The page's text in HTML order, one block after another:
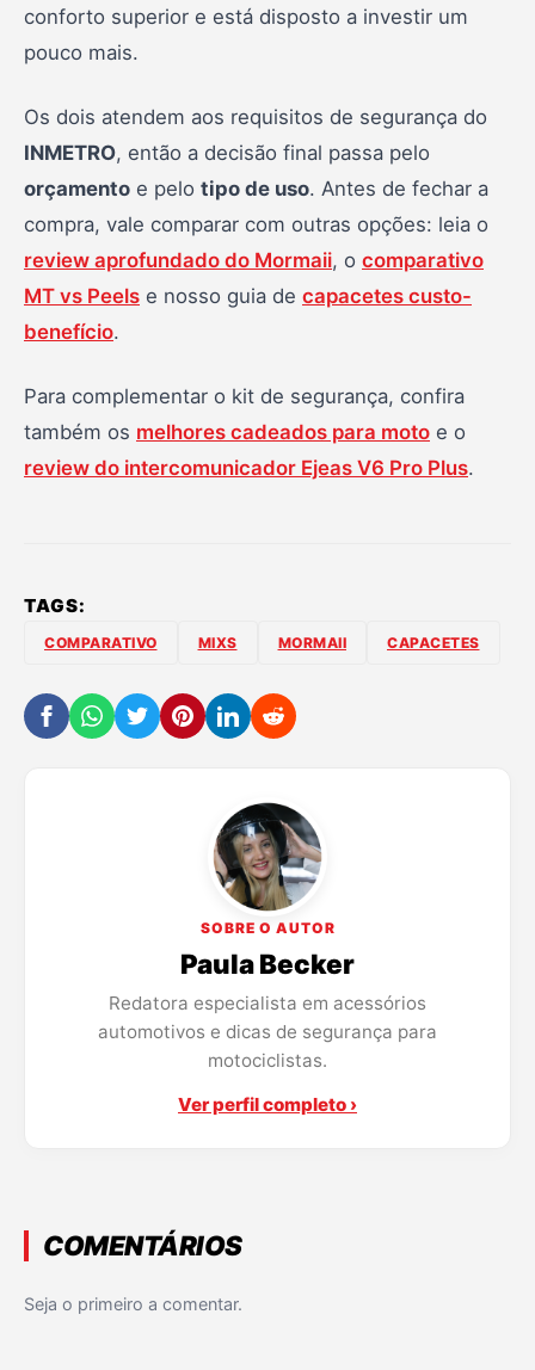
conforto superior e está disposto a investir um
pouco mais.
Os dois atendem aos requisitos de segurança do
INMETRO, então a decisão final passa pelo
orçamento e pelo tipo de uso. Antes de fechar a
compra, vale comparar com outras opções: leia o
review aprofundado do Mormaii, o comparativo
MT vs Peels e nosso guia de capacetes custo-
benefício.
Para complementar o kit de segurança, confira
também os melhores cadeados para moto e o
review do intercomunicador Ejeas V6 Pro Plus.
TAGS:
COMPARATIVO MIXS MORMAII CAPACETES
SOBRE O AUTOR
Paula Becker
Redatora especialista em acessórios
automotivos e dicas de segurança para
motociclistas.
Ver perfil completo ›
COMENTÁRIOS
Seja o primeiro a comentar.